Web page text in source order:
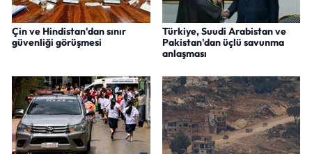
Çin ve Hindistan'dan sınır
güvenliği görüşmesi
Türkiye, Suudi Arabistan ve
Pakistan'dan üçlü savunma
anlaşması